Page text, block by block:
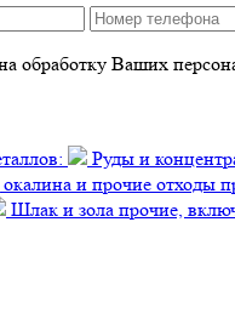
обработку Ваших
Руды и
и прочие отходы
Шлак и зола прочие,